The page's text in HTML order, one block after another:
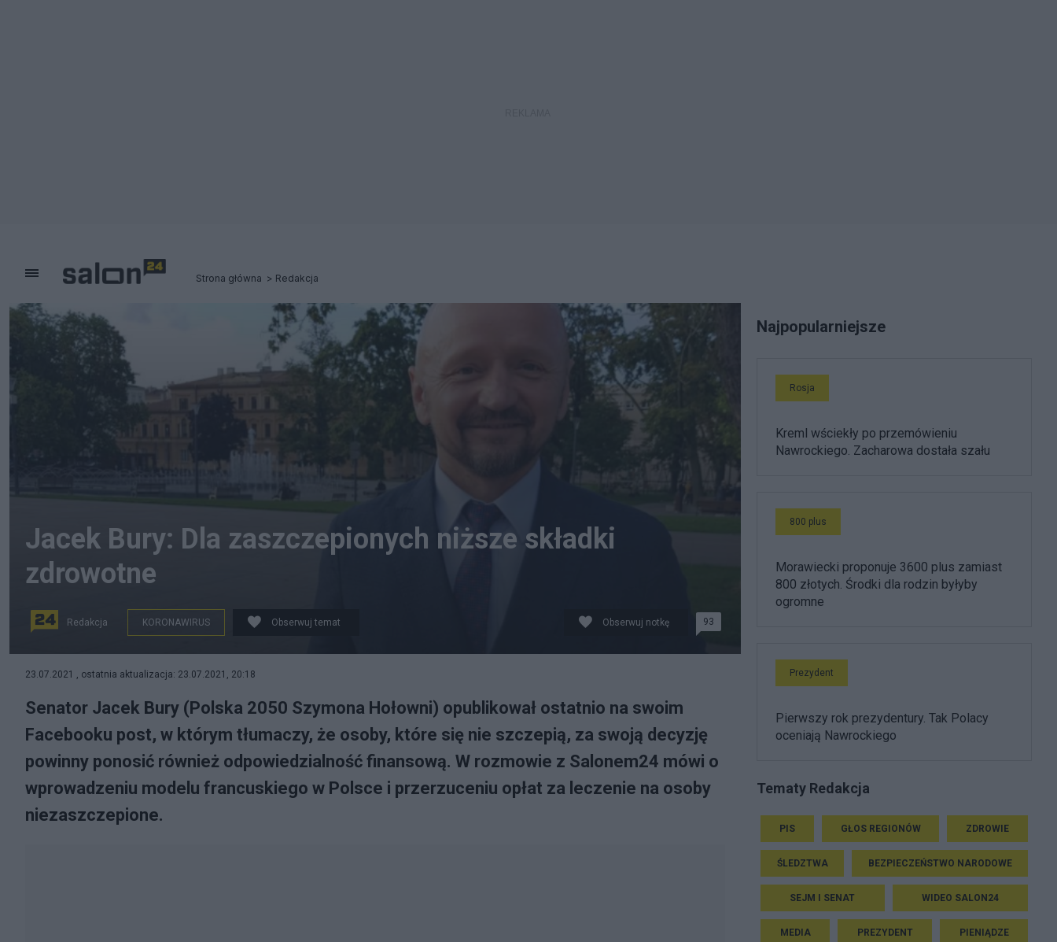
Strona główna Redakcja
Jacek Bury: Dla zaszczepionych niższe składki
zdrowotne
Redakcja KORONAWIRUS Obserwuj temat Obserwuj notkę 93
23.07.2021 , ostatnia aktualizacja: 23.07.2021, 20:18
Senator Jacek Bury (Polska 2050 Szymona Hołowni) opublikował ostatnio na swoim
Facebooku post, w którym tłumaczy, że osoby, które się nie szczepią, za swoją decyzję
powinny ponosić również odpowiedzialność finansową. W rozmowie z Salonem24 mówi o
wprowadzeniu modelu francuskiego w Polsce i przerzuceniu opłat za leczenie na osoby
niezaszczepione.
Najpopularniejsze
Rosja
Kreml wściekły po przemówieniu
Nawrockiego. Zacharowa dostała szału
800 plus
Morawiecki proponuje 3600 plus zamiast
800 złotych. Środki dla rodzin byłyby
ogromne
Prezydent
Pierwszy rok prezydentury. Tak Polacy
oceniają Nawrockiego
Tematy Redakcja
PIS GŁOS REGIONÓW ZDROWIE
ŚLEDZTWA BEZPIECZEŃSTWO NARODOWE
SEJM I SENAT WIDEO SALON24
MEDIA PREZYDENT PIENIĄDZE